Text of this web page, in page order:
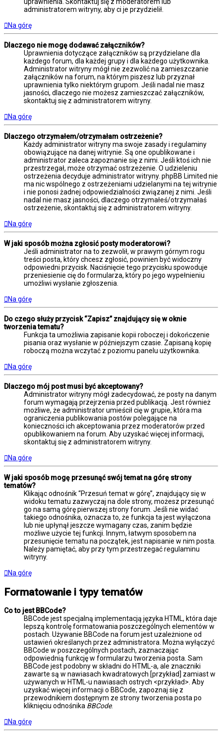
uprawnienia. Skontaktuj się z moderatorem lub
administratorem witryny, aby ci je przydzielił.
Na górę
Dlaczego nie mogę dodawać załączników?
Uprawnienia dotyczące załączników są przydzielane dla
każdego forum, dla każdej grupy i dla każdego użytkownika.
Administrator witryny mógł nie zezwolić na zamieszczanie
załączników na forum, na którym piszesz lub przyznał
uprawnienia tylko niektórym grupom. Jeśli nadal nie masz
jasności, dlaczego nie możesz zamieszczać załączników,
skontaktuj się z administratorem witryny.
Na górę
Dlaczego otrzymałem/otrzymałam ostrzeżenie?
Każdy administrator witryny ma swoje zasady i regulaminy
obowiązujące na danej witrynie. Są one opublikowane i
administrator zaleca zapoznanie się z nimi. Jeśli ktoś ich nie
przestrzegał, może otrzymać ostrzeżenie. O udzieleniu
ostrzeżenia decyduje administrator witryny. phpBB Limited nie
ma nic wspólnego z ostrzeżeniami udzielanymi na tej witrynie
i nie ponosi żadnej odpowiedzialności związanej z nimi. Jeśli
nadal nie masz jasności, dlaczego otrzymałeś/otrzymałaś
ostrzeżenie, skontaktuj się z administratorem witryny.
Na górę
W jaki sposób można zgłosić posty moderatorowi?
Jeśli administrator na to zezwolił, w prawym górnym rogu
treści posta, który chcesz zgłosić, powinien być widoczny
odpowiedni przycisk. Naciśnięcie tego przycisku spowoduje
przeniesienie cię do formularza, który po jego wypełnieniu
umożliwi wysłanie zgłoszenia.
Na górę
Do czego służy przycisk “Zapisz” znajdujący się w oknie
tworzenia tematu?
Funkcja ta umożliwia zapisanie kopii roboczej i dokończenie
pisania oraz wysłanie w późniejszym czasie. Zapisaną kopię
roboczą można wczytać z poziomu panelu użytkownika.
Na górę
Dlaczego mój post musi być akceptowany?
Administrator witryny mógł zadecydować, że posty na danym
forum wymagają przejrzenia przed publikacją. Jest również
możliwe, że administrator umieścił cię w grupie, która ma
ograniczenia publikowania postów polegające na
konieczności ich akceptowania przez moderatorów przed
opublikowaniem na forum. Aby uzyskać więcej informacji,
skontaktuj się z administratorem witryny.
Na górę
W jaki sposób mogę przesunąć swój temat na górę strony
tematów?
Klikając odnośnik “Przesuń temat w górę”, znajdujący się w
widoku tematu zazwyczaj na dole strony, możesz przesunąć
go na samą górę pierwszej strony forum. Jeśli nie widać
takiego odnośnika, oznacza to, że funkcja ta jest wyłączona
lub nie upłynął jeszcze wymagany czas, zanim będzie
możliwe użycie tej funkcji. Innym, łatwym sposobem na
przesunięcie tematu na początek, jest napisanie w nim posta.
Należy pamiętać, aby przy tym przestrzegać regulaminu
witryny.
Na górę
Formatowanie i typy tematów
Co to jest BBCode?
BBCode jest specjalną implementacją języka HTML, która daje
lepszą kontrolę formatowania poszczególnych elementów w
postach. Używanie BBCode na forum jest uzależnione od
ustawień określanych przez administratora. Można wyłączyć
BBCode w poszczególnych postach, zaznaczając
odpowiednią funkcję w formularzu tworzenia posta. Sam
BBCode jest podobny w składni do HTML-a, ale znaczniki
zawarte są w nawiasach kwadratowych [przykład] zamiast w
używanych w HTML-u nawiasach ostrych <przykład>. Aby
uzyskać więcej informacji o BBCode, zapoznaj się z
przewodnikiem dostępnym ze strony tworzenia posta po
kliknięciu odnośnika BBCode.
Na górę